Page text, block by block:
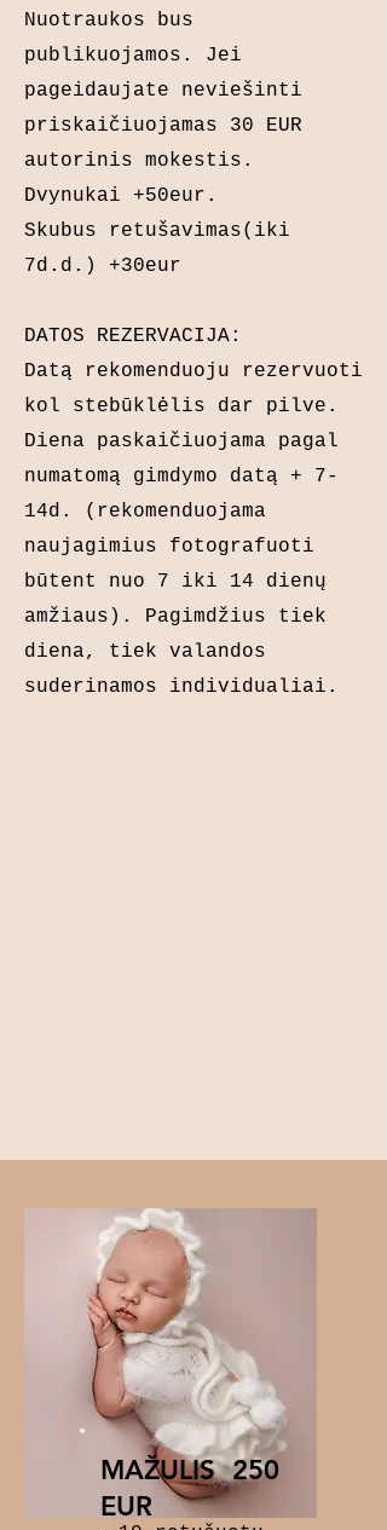
Nuotraukos bus
publikuojamos. Jei
pageidaujate neviešinti
priskaičiuojamas 30 EUR
autorinis mokestis.
Dvynukai +50eur.
Skubus retušavimas(iki
7d.d.) +30eur
DATOS REZERVACIJA:
Datą rekomenduoju rezervuoti
kol stebūklėlis dar pilve.
Diena paskaičiuojama pagal
numatomą gimdymo datą + 7-
14d. (rekomenduojama
naujagimius fotografuoti
būtent nuo 7 iki 14 dienų
amžiaus). Pagimdžius tiek
diena, tiek valandos
suderinamos individualiai.
MAŽULIS 250
EUR